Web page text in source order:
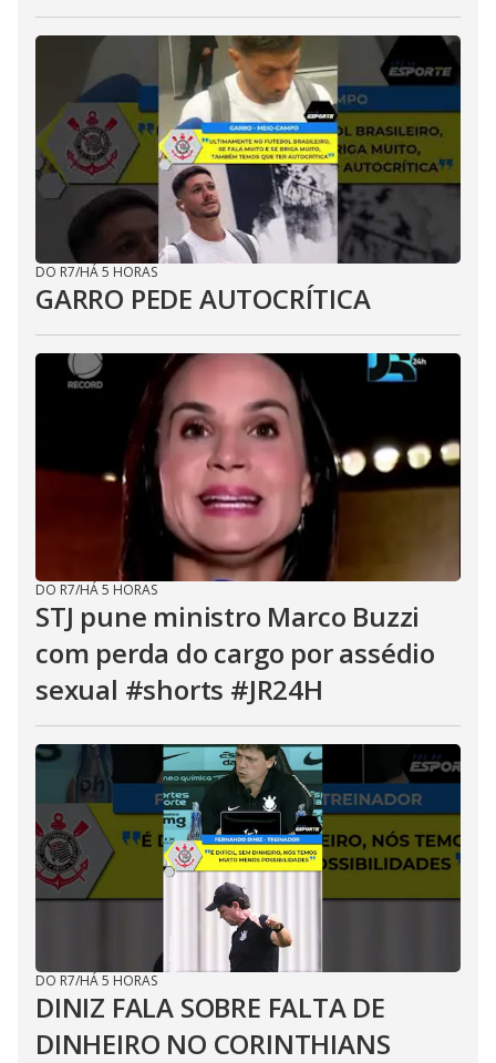
DO R7/HÁ 5 HORAS
GARRO PEDE AUTOCRÍTICA
DO R7/HÁ 5 HORAS
STJ pune ministro Marco Buzzi
com perda do cargo por assédio
sexual #shorts #JR24H
DO R7/HÁ 5 HORAS
DINIZ FALA SOBRE FALTA DE
DINHEIRO NO CORINTHIANS